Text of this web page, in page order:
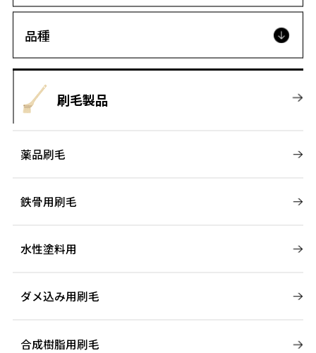
品種
刷毛製品
薬品刷毛
鉄骨用刷毛
水性塗料用
ダメ込み用刷毛
合成樹脂用刷毛